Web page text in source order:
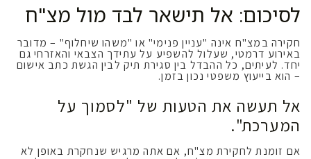
לסיכום: אל תישאר לבד מול מצ"ח
חקירה במצ"ח אינה "עניין פנימי" או "משהו שיחלוף" – מדובר
באירוע דרמטי, שעלול להשפיע על עתידך הצבאי והאזרחי גם
יחד. לעיתים, כל ההבדל בין סגירת תיק לבין הגשת כתב אישום
– הוא בייעוץ משפטי נכון בזמן.
אל תעשה את הטעות של "לסמוך על
המערכת".
אם זומנת לחקירת מצ"ח, אם אתה מרגיש שנחקרת באופן לא